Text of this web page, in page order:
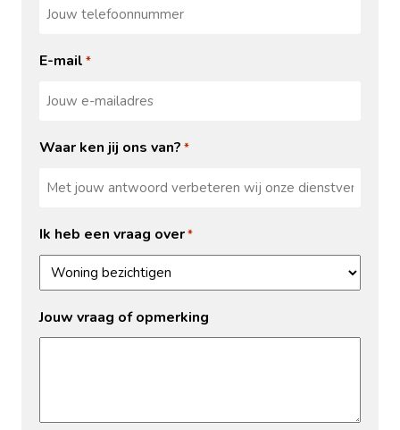
E-mail *
Waar ken jij ons van? *
Ik heb een vraag over*
Jouw vraag of opmerking